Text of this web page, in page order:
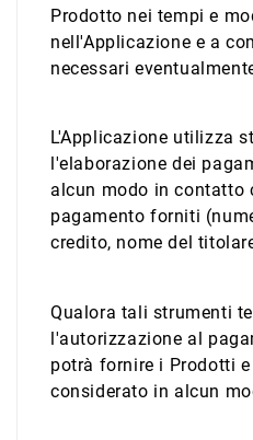
Prodotto nei tempi e
nell'Applicazione e a
necessari
L'Applicazione utilizza
l'elaborazione dei
alcun modo in contatto
pagamento forniti
credito, nome del
Qualora tali strumenti
l'autorizzazione al
potrà fornire i Prodotti
considerato in alcun